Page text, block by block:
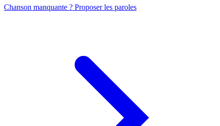
Chanson manquante ? Proposer les paroles